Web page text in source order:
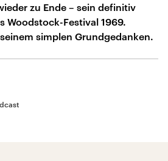
zu Ende – sein definitiv
Woodstock-Festival 1969.
simplen Grundgedanken.